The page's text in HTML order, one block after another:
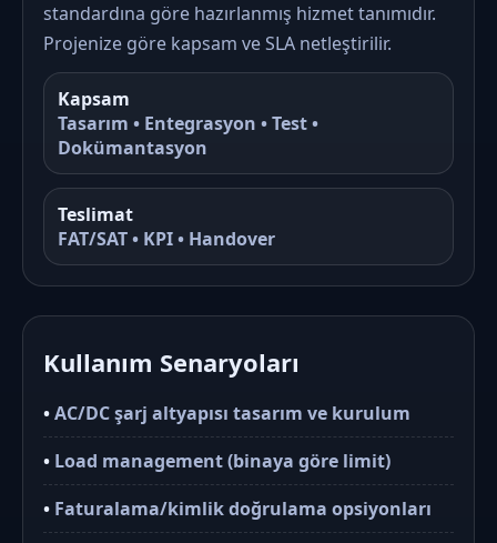
standardına göre hazırlanmış hizmet tanımıdır.
Projenize göre kapsam ve SLA netleştirilir.
Kapsam
Tasarım • Entegrasyon • Test •
Dokümantasyon
Teslimat
FAT/SAT • KPI • Handover
Kullanım Senaryoları
•AC/DC şarj altyapısı tasarım ve kurulum
• Load management (binaya göre limit)
• Faturalama/kimlik doğrulama opsiyonları